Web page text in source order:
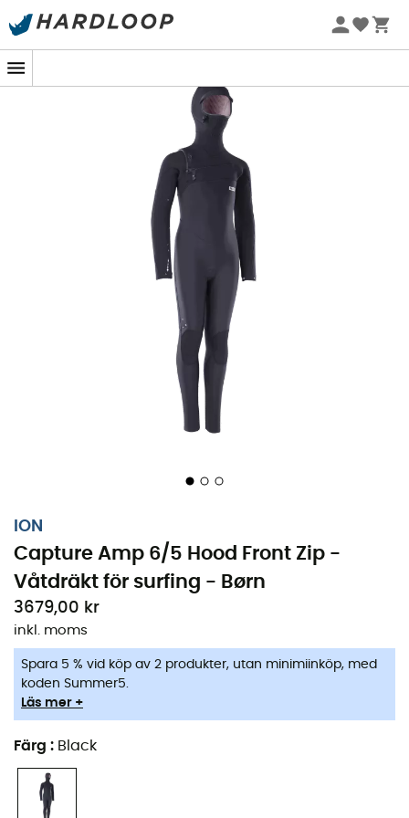
Sommarerbjudanden 🔥 -5 % EXTRA vid köp av 2 produkter*
ION
Capture Amp 6/5 Hood Front Zip -
Våtdräkt för surfing - Børn
3679,00 kr
inkl. moms
Spara 5 % vid köp av 2 produkter, utan minimiinköp, med
koden Summer5.
Läs mer +
Färg : Black
Dina unga surfare behöver en dräkt som aldrig sviker
dem, inte ens i de kallaste vågorna.Capture Amp 6/5
förbarn från Ion
entusiaster av surfing, är den perfekt för att möta kalla
vatten med lätthet.